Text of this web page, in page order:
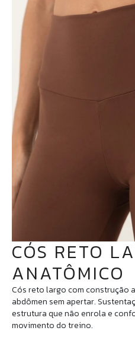
CÓS RETO
ANATÔMICO
Cós reto largo com construção
abdômen sem apertar.
estrutura que não enrola e
movimento do treino.